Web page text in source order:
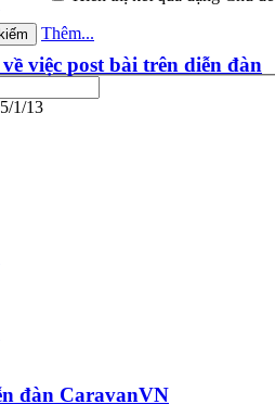
Thêm...
việc post bài trên diễn đàn
1/13
đàn CaravanVN